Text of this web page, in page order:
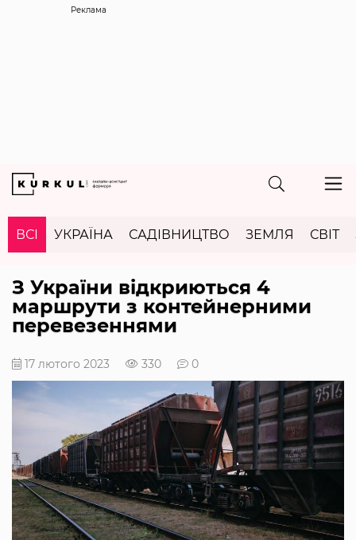
Реклама
ВСІ УКРАЇНА САДІВНИЦТВО ЗЕМЛЯ СВІТ
З України відкриються 4
маршрути з контейнерними
перевезеннями
17 лютого 2023 330 0